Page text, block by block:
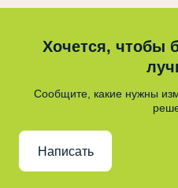
Хочется, чтобы
Сообщите, какие нужны
Написать